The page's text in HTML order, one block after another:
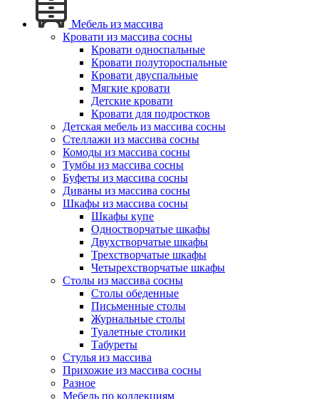
Мебель из массива
Кровати из массива сосны
Кровати односпальные
Кровати полутороспальные
Кровати двуспальные
Мягкие кровати
Детские кровати
Кровати для подростков
Детская мебель из массива сосны
Стеллажи из массива сосны
Комоды из массива сосны
Тумбы из массива сосны
Буфеты из массива сосны
Диваны из массива сосны
Шкафы из массива сосны
Шкафы купе
Одностворчатые шкафы
Двухстворчатые шкафы
Трехстворчатые шкафы
Четырехстворчатые шкафы
Столы из массива сосны
Столы обеденные
Письменные столы
Журнальные столы
Туалетные столики
Табуреты
Стулья из массива
Прихожие из массива сосны
Разное
Мебель по коллекциям